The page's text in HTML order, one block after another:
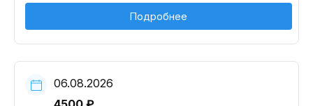
Подробнее
06.08.2026